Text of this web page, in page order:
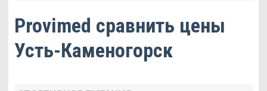
Provimed сравнить цены
Усть-Каменогорск